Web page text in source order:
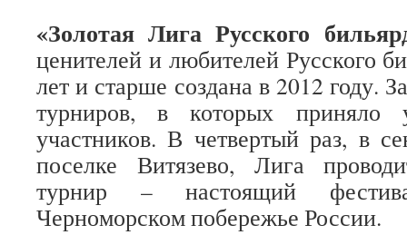
«Золотая Лига Русского
ценителей и любителей Русского
лет и старше создана в 2012 году.
турниров, в которых приняло
участников. В четвертый раз, в
поселке Витязево, Лига
турнир – настоящий
Черноморском побережье России.